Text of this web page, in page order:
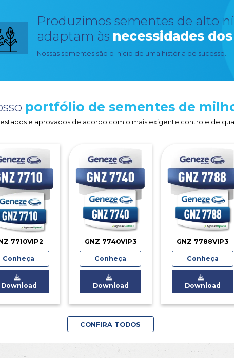
adaptam
Nossas
Conheça nossoportfólio
Produtos testados e aprovados de